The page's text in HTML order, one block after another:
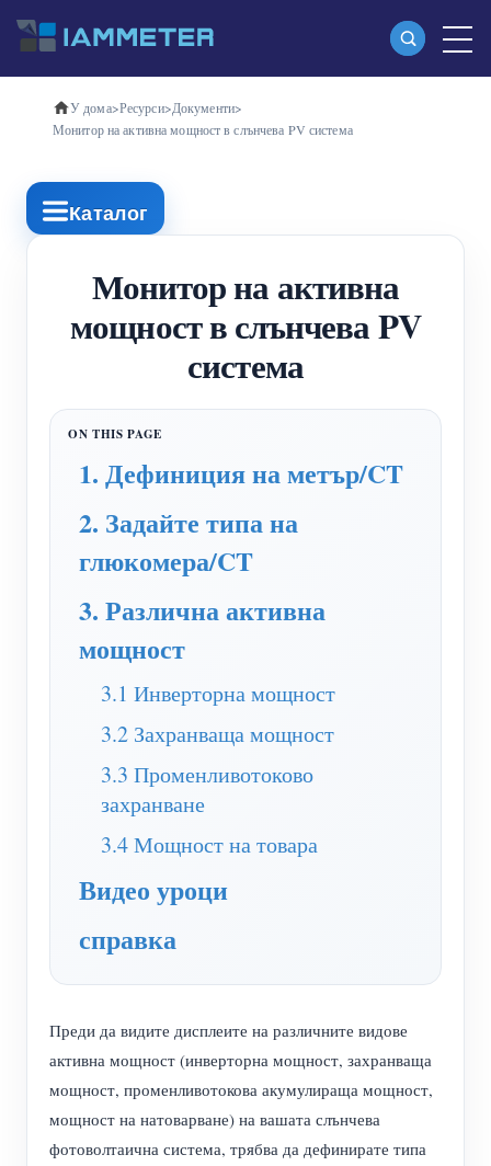
Продукти
(WEM3080)
(WEM3080T)
Трифазен Wi-Fi измервател на енергия
(WEM3046T)
Трифазен Wi-Fi измервател на енергия
IAMMETER Cloud Pro
Услуга за самостоятелно хостване
EV зарядно устройство
IAMMETER Симулатор
Виртуален измервателен уред
Система за енергийно прогнозиране и симулация
Приложения
Енергиен монитор на слънчева фотоволтаична
Фабричен енергиен мониторинг
Магазин
Ресурси
ЧЗВ
Новини
Общност
Програма за награди
Контакт
За нас
У дома>Ресурси>Документи>
Монитор на активна мощност в слънчева PV система
Каталог
Монитор на активна
мощност в слънчева PV
система
1. Дефиниция на метър/CT
2. Задайте типа на
глюкомера/CT
3. Различна активна
мощност
3.1 Инверторна мощност
3.2 Захранваща мощност
3.3 Променливотоково
захранване
3.4 Мощност на товара
Видео уроци
справка
Преди да видите дисплеите на различните видове
активна мощност (инверторна мощност, захранваща
мощност, променливотокова акумулираща мощност,
мощност на натоварване) на вашата слънчева
фотоволтаична система, трябва да дефинирате типа